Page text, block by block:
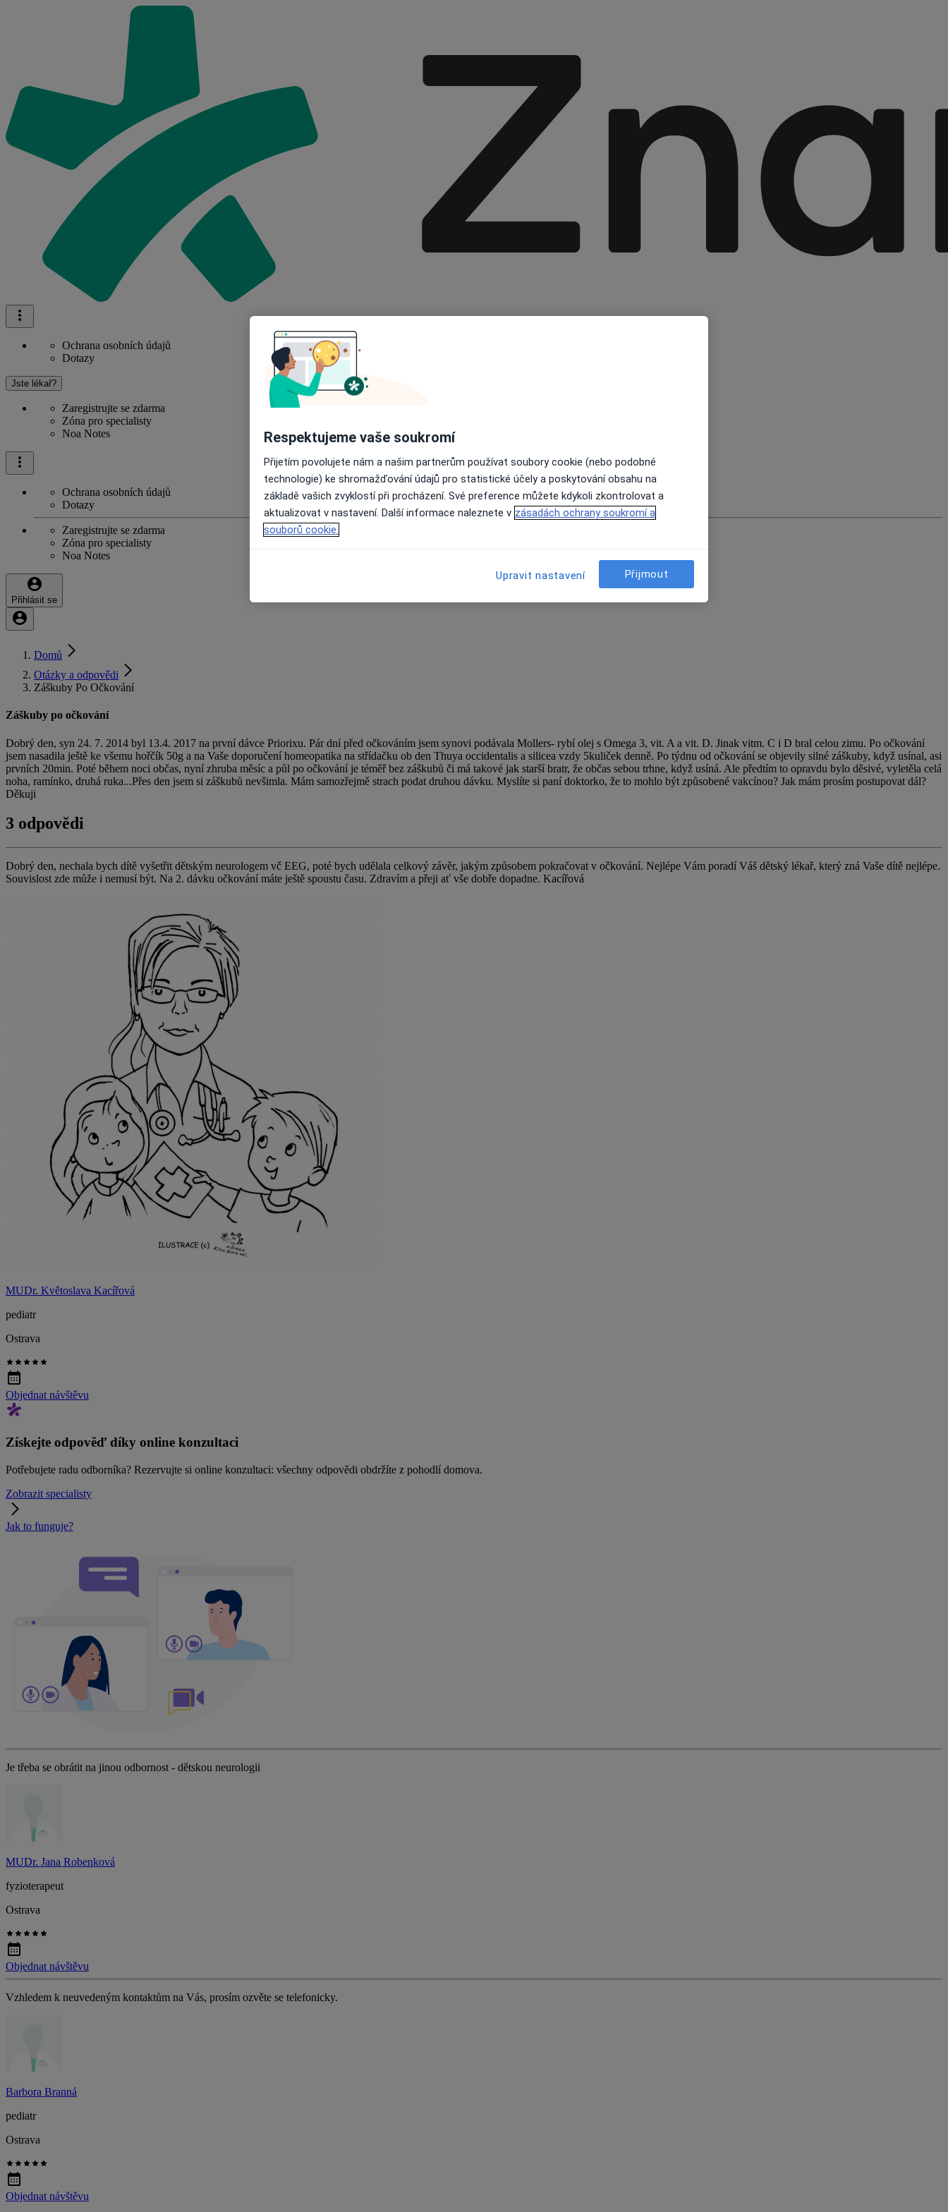
Ochrana osobních údajů
Dotazy
Jste lékař?
Zaregistrujte se zdarma
Zóna pro specialisty
Noa Notes
Ochrana osobních údajů
Dotazy
Zaregistrujte se zdarma
Zóna pro specialisty
Noa Notes
Přihlásit se
Domů
Otázky a odpovědi
Záškuby Po Očkování
Záškuby po očkování
Dobrý den, syn 24. 7. 2014 byl 13.4. 2017 na první dávce Priorixu. Pár dní před očkováním jsem synovi podávala Mollers- rybí olej s Omega 3, vit. A a vit. D. Jinak vitm. C i D bral celou zimu. Po očkování
jsem nasadila ještě ke všemu hořčík 50g a na Vaše doporučení homeopatika na střídačku ob den Thuya occidentalis a silicea vzdy 5kuliček denně. Po týdnu od očkování se objevily silné záškuby, když usínal, asi
prvních 20min. Poté během noci občas, nyní zhruba měsíc a půl po očkování je téměř bez záškubů či má takové jak starší bratr, že občas sebou trhne, když usíná. Ale předtím to opravdu bylo děsivé, vyletěla celá
noha, ramínko, druhá ruka...Přes den jsem si záškubů nevšimla. Mám samozřejmě strach podat druhou dávku. Myslíte si paní doktorko, že to mohlo být způsobené vakcínou? Jak mám prosím postupovat dál?
Děkuji
3 odpovědi
Dobrý den, nechala bych dítě vyšetřit dětským neurologem vč EEG, poté bych udělala celkový závěr, jakým způsobem pokračovat v očkování. Nejlépe Vám poradí Váš dětský lékař, který zná Vaše dítě nejlépe.
Souvislost zde může i nemusí být. Na 2. dávku očkování máte ještě spoustu času. Zdravím a přeji ať vše dobře dopadne. Kacířová
MUDr. Květoslava Kacířová
pediatr
Ostrava
Objednat návštěvu
Získejte odpověď díky online konzultaci
Potřebujete radu odborníka? Rezervujte si online konzultaci: všechny odpovědi obdržíte z pohodlí domova.
Zobrazit specialisty
Jak to funguje?
Je třeba se obrátit na jinou odbornost - dětskou neurologii
MUDr. Jana Robenková
fyzioterapeut
Ostrava
Objednat návštěvu
Vzhledem k neuvedeným kontaktům na Vás, prosím ozvěte se telefonicky.
Barbora Branná
pediatr
Ostrava
Objednat návštěvu
Respektujeme vaše soukromí
Přijetím povolujete nám a našim partnerům používat soubory cookie (nebo podobné
technologie) ke shromažďování údajů pro statistické účely a poskytování obsahu na
základě vašich zvyklostí při procházení. Své preference můžete kdykoli zkontrolovat a
aktualizovat v nastavení. Další informace naleznete v zásadách ochrany soukromí a
souborů cookie.
Upravit nastavení Přijmout